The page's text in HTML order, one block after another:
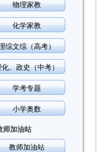
物理家教
化学家教
综文综（高考）
化、政史（中考）
学考专题
小学奥数
师加油站
教师加油站